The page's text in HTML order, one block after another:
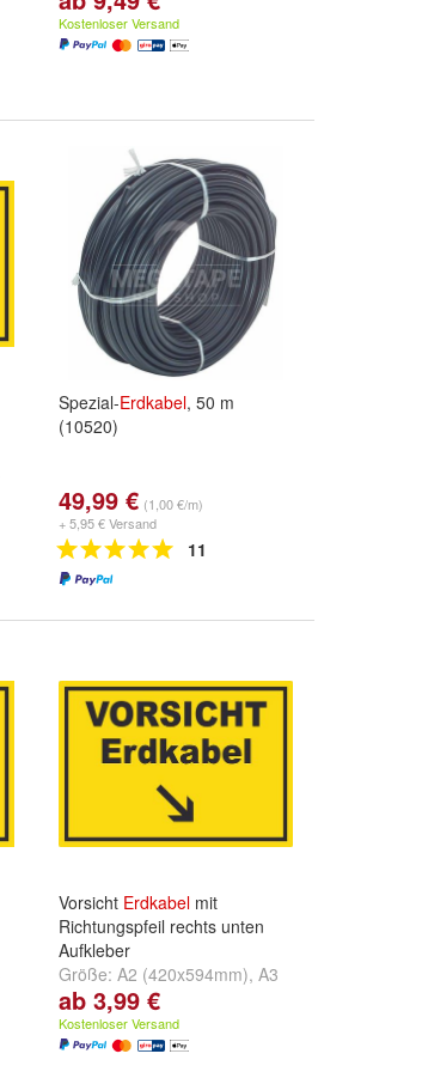
Kostenloser Versand
Spezial-Erdkabel, 50 m
(10520)
49,99 € (1,00 €/m)
+ 5,95 € Versand
11
Vorsicht Erdkabel mit
Richtungspfeil rechts unten
Aufkleber
Größe: A2 (420x594mm), A3
(297x420mm)
(210x297mm)und
ab 3,99 €
Kostenloser Versand